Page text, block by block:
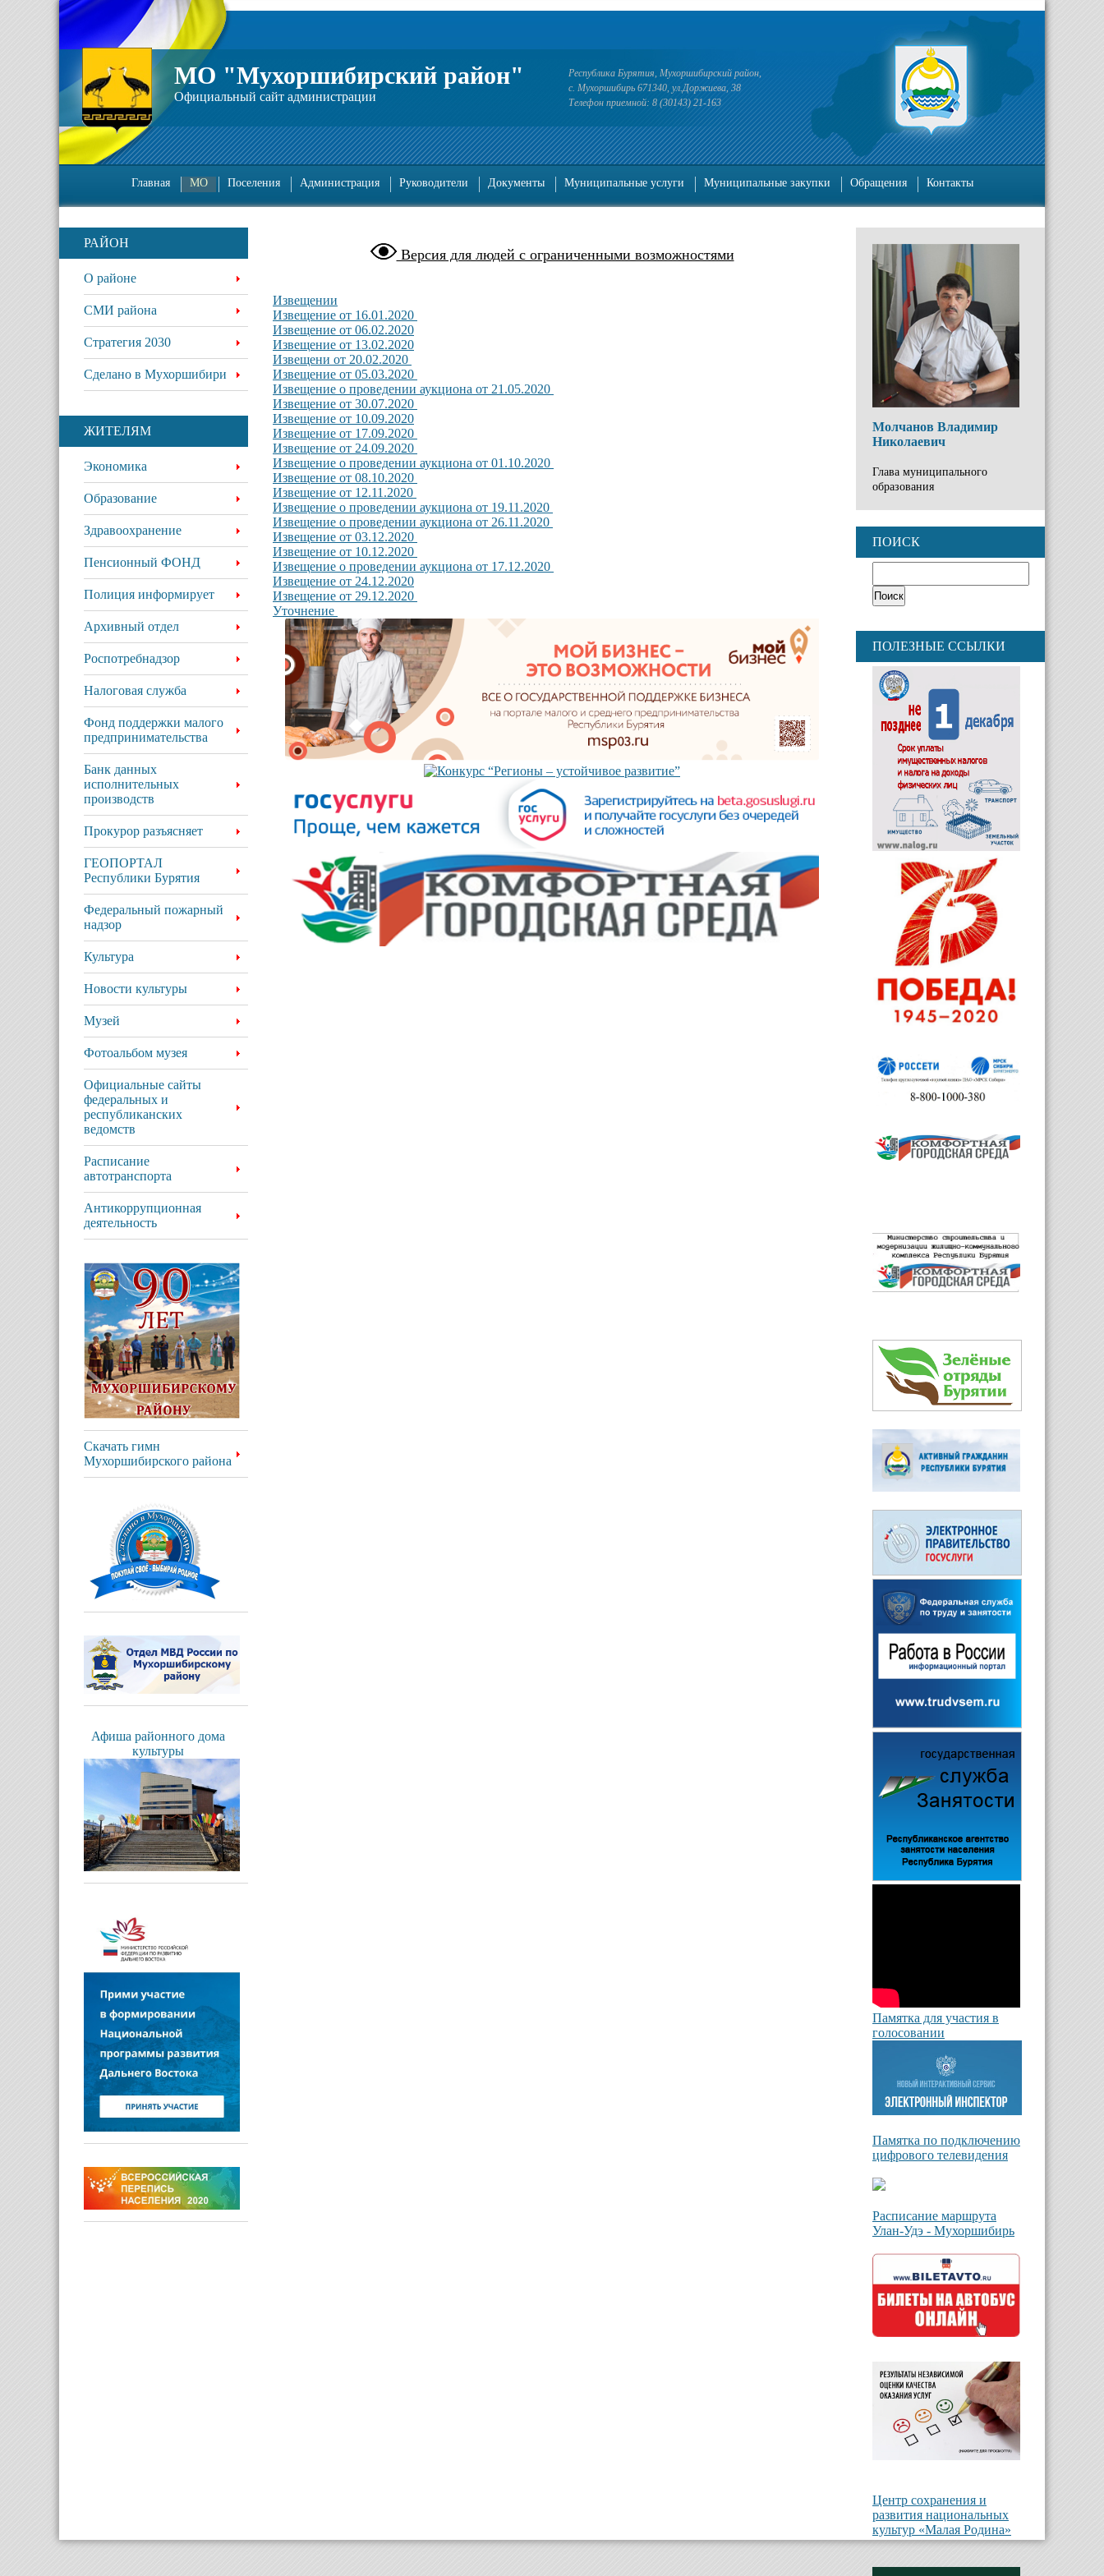
МО "Мухоршибирский район"
Официальный сайт администрации
Республика Бурятия, Мухоршибирский район,
с. Мухоршибирь 671340, ул.Доржиева, 38
Телефон приемной: 8 (30143) 21-163
Главная МО Поселения Администрация Руководители Документы Муниципальные услуги Муниципальные закупки Обращения Контакты
РАЙОН
О районе
СМИ района
Стратегия 2030
Сделано в Мухоршибири
ЖИТЕЛЯМ
Экономика
Образование
Здравоохранение
Пенсионный ФОНД
Полиция информирует
Архивный отдел
Роспотребнадзор
Налоговая служба
Фонд поддержки малого
предпринимательства
Банк данных
исполнительных
производств
Прокурор разъясняет
ГЕОПОРТАЛ
Республики Бурятия
Федеральный пожарный
надзор
Культура
Новости культуры
Музей
Фотоальбом музея
Официальные сайты
федеральных и
республиканских
ведомств
Расписание
автотранспорта
Антикоррупционная
деятельность
Скачать гимн
Мухоршибирского района
Афиша районного дома
культуры
Версия для людей с ограниченными возможностями
Извещении
Извещение от 16.01.2020
Извещение от 06.02.2020
Извещение от 13.02.2020
Извещени от 20.02.2020
Извещение от 05.03.2020
Извещение о проведении аукциона от 21.05.2020
Извещение от 30.07.2020
Извещение от 10.09.2020
Извещение от 17.09.2020
Извещение от 24.09.2020
Извещение о проведении аукциона от 01.10.2020
Извещение от 08.10.2020
Извещение от 12.11.2020
Извещение о проведении аукциона от 19.11.2020
Извещение о проведении аукциона от 26.11.2020
Извещение от 03.12.2020
Извещение от 10.12.2020
Извещение о проведении аукциона от 17.12.2020
Извещение от 24.12.2020
Извещение от 29.12.2020
Уточнение
Молчанов Владимир
Николаевич
Глава муниципального
образования
ПОИСК
ПОЛЕЗНЫЕ ССЫЛКИ
Памятка для участия в
голосовании
Памятка по подключению
цифрового телевидения
Расписание маршрута
Улан-Удэ - Мухоршибирь
Центр сохранения и
развития национальных
культур «Малая Родина»